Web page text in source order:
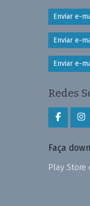
Enviar e-
Enviar e-
Enviar e-
Redes
Faça
Play Store